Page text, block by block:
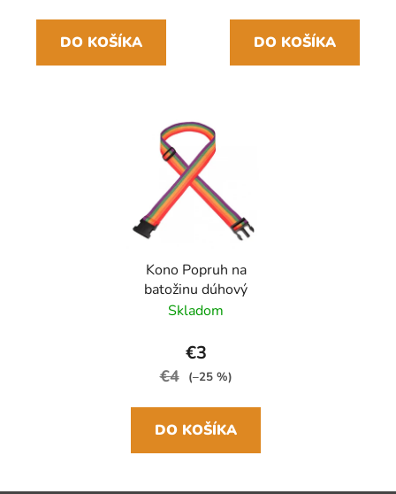
DO KOŠÍKA DO KOŠÍKA
Kono Popruh na
batožinu dúhový
Skladom
€3
€4 (–25 %)
DO KOŠÍKA